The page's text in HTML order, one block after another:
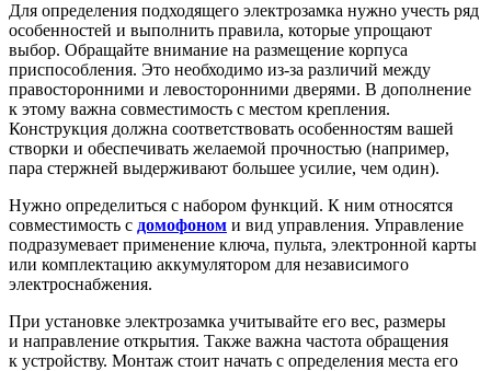
Для определения подходящего электрозамка нужно учесть ряд
особенностей и выполнить правила, которые упрощают
выбор. Обращайте внимание на размещение корпуса
приспособления. Это необходимо из-за различий между
правосторонними и левосторонними дверями. В дополнение
к этому важна совместимость с местом крепления.
Конструкция должна соответствовать особенностям вашей
створки и обеспечивать желаемой прочностью (например,
пара стержней выдерживают большее усилие, чем один).
Нужно определиться с набором функций. К ним относятся
совместимость с домофоном и вид управления. Управление
подразумевает применение ключа, пульта, электронной карты
или комплектацию аккумулятором для независимого
электроснабжения.
При установке электрозамка учитывайте его вес, размеры
и направление открытия. Также важна частота обращения
к устройству. Монтаж стоит начать с определения места его